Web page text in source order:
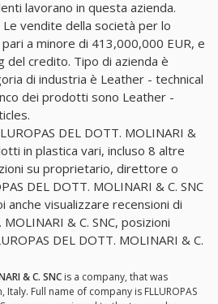
lavorano in questa azienda.
vendite della società per lo
a minore di 413,000,000 EUR, e
del credito. Tipo di azienda è
di industria è Leather - technical
dei prodotti sono Leather -
DEL DOTT. MOLINARI &
in plastica vari, incluso 8 altre
su proprietario, direttore o
DEL DOTT. MOLINARI & C. SNC
anche visualizzare recensioni di
MOLINARI & C. SNC, posizioni
DEL DOTT. MOLINARI & C.
& C. SNC is a company, that was
Full name of company is FLLUROPAS